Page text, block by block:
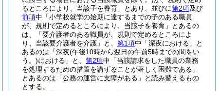
るところにより、当該子を養育」とあり、並びに第2項及び
前項中「小学校就学の始期に達するまでの子のある職員
が、規則で定めるところにより、当該子を養育」とあるの
は、「要介護者のある職員が、規則で定めるところによ
り、当該要介護者を介護」と、 第1項中「深夜における」と
あるのは「深夜(午後10時から翌日の午前5時までの間をい
う。)における」と、 第2項中「当該請求をした職員の業務
を処理するための措置を講ずることが著しく困難である」
とあるのは「公務の運営に支障がある」と読み替えるもの
とする。